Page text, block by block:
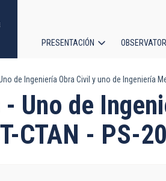
principal
PRESENTACIÓN
de Ingeniería Obra Civil y uno de Ingeniería
Uno de
CTAN - PS-